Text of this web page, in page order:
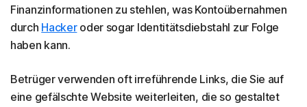
Finanzinformationen zu stehlen, was Kontoübernahmen
durch Hackeroder sogar Identitätsdiebstahl zur Folge
haben kann.
Betrüger verwenden oft irreführende Links, die Sie auf
eine gefälschte Website weiterleiten, die so gestaltet